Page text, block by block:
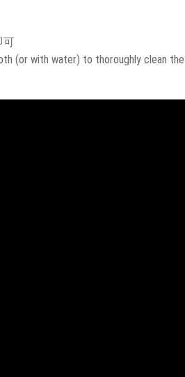
可
(or with water) to thoroughly clean